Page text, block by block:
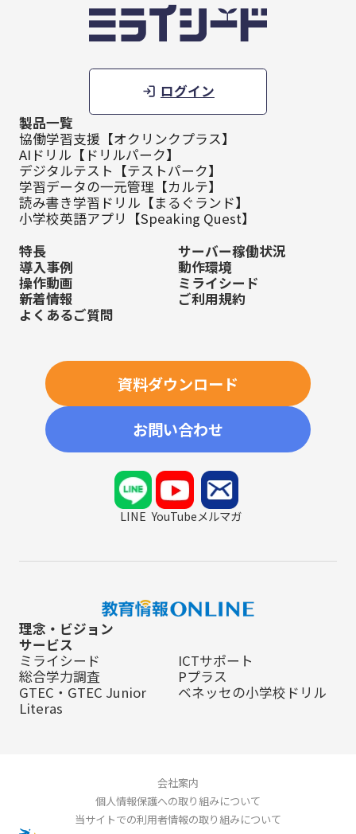
ログイン
製品一覧
協働学習支援【オクリンクプラス】
AIドリル【ドリルパーク】
デジタルテスト【テストパーク】
学習データの一元管理【カルテ】
読み書き学習ドリル【まるぐランド】
小学校英語アプリ【Speaking Quest】
特長
導入事例
操作動画
新着情報
よくあるご質問
サーバー稼働状況
動作環境
ミライシード
ご利用規約
資料ダウンロード
お問い合わせ
LINE YouTubeメルマガ
理念・ビジョン
サービス
ミライシード
ICTサポート
総合学力調査
Pプラス
GTEC・GTEC Junior
ベネッセの小学校ドリル
Literas
会社案内
個人情報保護への取り組みについて
当サイトでの利用者情報の取り組みについて